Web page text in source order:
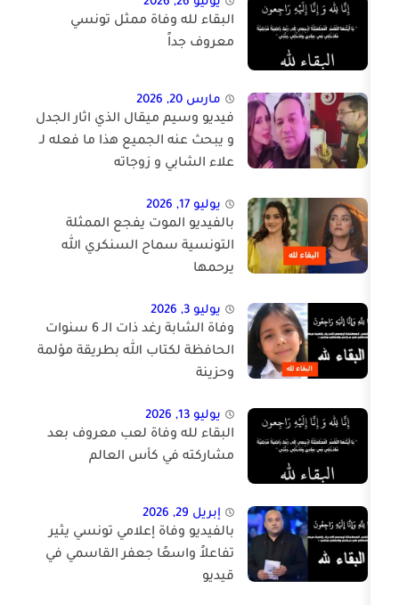
البقاء لله وفاة ممثل تونسي
معروف جداً
مارس 20, 2026
فيديو وسيم ميقال الذي اثار الجدل
و يبحث عنه الجميع هذا ما فعله لـ
علاء الشابي و زوجاته
يوليو 17, 2026
بالفيديو الموت يفجع الممثلة
التونسية سماح السنكري الله
يرحمها
وفاة الشابة رغد ذات الـ 6 سنوات
الحافظة لكتاب الله بطريقة مؤلمة
وحزينة
يوليو 13, 2026
البقاء لله وفاة لعب معروف بعد
مشاركته في كأس العالم
إبريل 29, 2026
بالفيديو وفاة إعلامي تونسي يثير
تفاعلاً واسعًا جعفر القاسمي في